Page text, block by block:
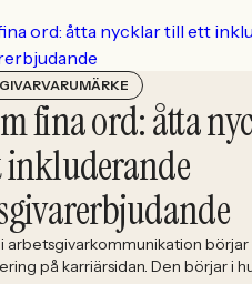
fina ord: åtta
arbetsgivarkommunikation
på karriärsidan. Den börjar i